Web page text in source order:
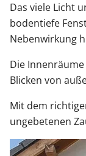
Das viele Licht
bodentiefe
Nebenwirkung
Die
Blicken von
Mit dem
ungebetenen